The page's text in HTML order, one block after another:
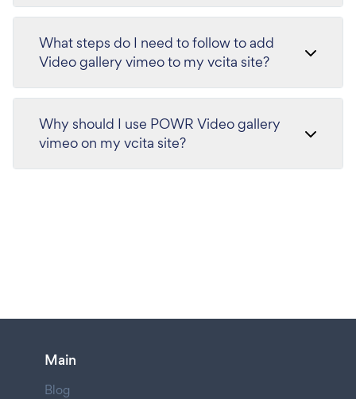
What steps do I need to follow to add
Video gallery vimeo to my vcita site?
Why should I use POWR Video gallery
vimeo on my vcita site?
Main
Blog